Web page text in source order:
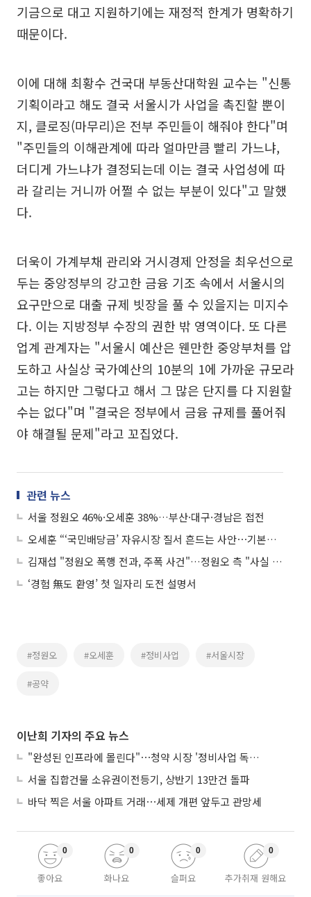
기금으로 대고 지원하기에는 재정적 한계가 명확하기
때문이다.
이에 대해 최황수 건국대 부동산대학원 교수는 "신통
기획이라고 해도 결국 서울시가 사업을 촉진할 뿐이
지, 클로징(마무리)은 전부 주민들이 해줘야 한다"며
"주민들의 이해관계에 따라 얼마만큼 빨리 가느냐,
더디게 가느냐가 결정되는데 이는 결국 사업성에 따
라 갈리는 거니까 어쩔 수 없는 부분이 있다"고 말했
다.
더욱이 가계부채 관리와 거시경제 안정을 최우선으로
두는 중앙정부의 강고한 금융 기조 속에서 서울시의
요구만으로 대출 규제 빗장을 풀 수 있을지는 미지수
다. 이는 지방정부 수장의 권한 밖 영역이다. 또 다른
업계 관계자는 "서울시 예산은 웬만한 중앙부처를 압
도하고 사실상 국가예산의 10분의 1에 가까운 규모라
고는 하지만 그렇다고 해서 그 많은 단지를 다 지원할
수는 없다"며 "결국은 정부에서 금융 규제를 풀어줘
야 해결될 문제"라고 꼬집었다.
관련 뉴스
서울 정원오 46%·오세훈 38%…부산·대구·경남은 접전
오세훈 “‘국민배당금’ 자유시장 질서 흔드는 사안⋯기본소득과 다르지 않아”
김재섭 "정원오 폭행 전과, 주폭 사건"…정원오 측 "사실 왜곡"
‘경험 無도 환영’ 첫 일자리 도전 설명서
#정원오 #오세훈 #정비사업 #서울시장
#공약
이난희 기자의 주요 뉴스
"완성된 인프라에 몰린다"⋯청약 시장 '정비사업 독주' 42배 격차
서울 집합건물 소유권이전등기, 상반기 13만건 돌파
바닥 찍은 서울 아파트 거래⋯세제 개편 앞두고 관망세
좋아요
0
화나요
0
슬퍼요
0
추가취재 원해요
0